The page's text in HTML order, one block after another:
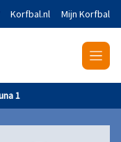
Korfbal.nl Mijn Korfbal
1